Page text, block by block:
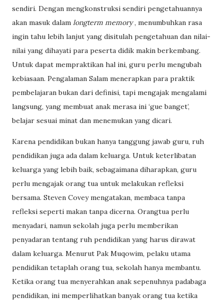
sendiri. Dengan mengkonstruksi sendiri pengetahuannya
akan masuk dalam longterm memory, menumbuhkan rasa
ingin tahu lebih lanjut yang disitulah pengetahuan dan nilai-
nilai yang dihayati para peserta didik makin berkembang.
Untuk dapat mempraktikan hal ini, guru perlu mengubah
kebiasaan. Pengalaman Salam menerapkan para praktik
pembelajaran bukan dari definisi, tapi mengajak mengalami
langsung, yang membuat anak merasa ini ‘gue banget’,
belajar sesuai minat dan menemukan yang dicari.
Karena pendidikan bukan hanya tanggung jawab guru, ruh
pendidikan juga ada dalam keluarga. Untuk keterlibatan
keluarga yang lebih baik, sebagaimana diharapkan, guru
perlu mengajak orang tua untuk melakukan refleksi
bersama. Steven Covey mengatakan, membaca tanpa
refleksi seperti makan tanpa dicerna. Orangtua perlu
menyadari, namun sekolah juga perlu memberikan
penyadaran tentang ruh pendidikan yang harus dirawat
dalam keluarga. Menurut Pak Muqowim, pelaku utama
pendidikan tetaplah orang tua, sekolah hanya membantu.
Ketika orang tua menyerahkan anak sepenuhnya padabaga
pendidikan, ini memperlihatkan banyak orang tua ketika